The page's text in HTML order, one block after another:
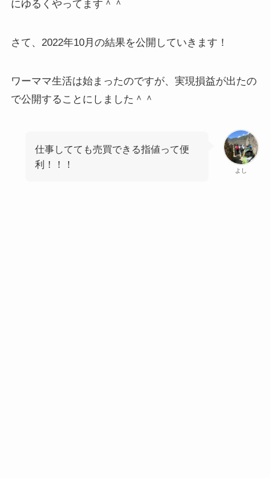
にゆるくやってます＾＾
さて、2022年10月の結果を公開していきます！
ワーママ生活は始まったのですが、実現損益が出たの
で公開することにしました＾＾
よし
仕事してても売買できる指値って便
利！！！